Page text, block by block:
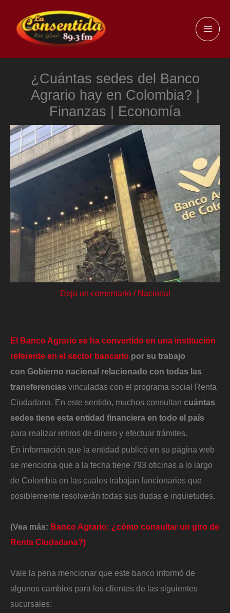
contenido
¿Cuántas sedes del Banco
Agrario hay en Colombia? |
Finanzas | Economía
Deja un comentario / Nacional
El Banco Agrario se ha convertido en una institución
referente en el sector bancario por su trabajo
con Gobierno nacional relacionado con todas las
transferencias vinculadas con el programa social Renta
Ciudadana. En este sentido, muchos consultan cuántas
sedes tiene esta entidad financiera en todo el país
para realizar retiros de dinero y efectuar trámites.
En información que la entidad publicó en su página web
se menciona que a la fecha tiene 793 oficinas a lo largo
de Colombia en las cuales trabajan funcionarios que
posiblemente resolverán todas sus dudas e inquietudes.
(Vea más: Banco Agrario: ¿cómo consultar un giro de
Renta Ciudadana?)
Vale la pena mencionar que este banco informó de
algunos cambios para los clientes de las siguientes
sucursales: